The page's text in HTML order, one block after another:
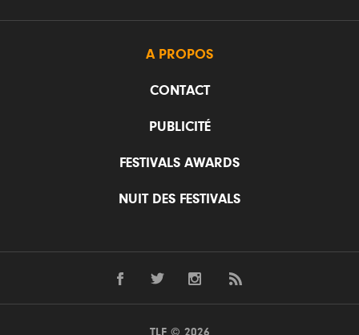
A PROPOS
CONTACT
PUBLICITÉ
FESTIVALS AWARDS
NUIT DES FESTIVALS
TLF © 2026